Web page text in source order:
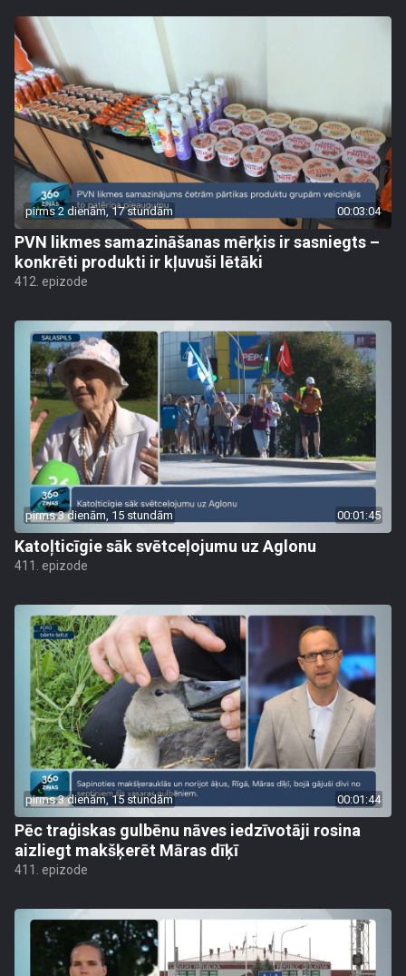
pirms 2 dienām, 17 stundām 00:03:04
PVN likmes samazināšanas mērķis ir sasniegts –
konkrēti produkti ir kļuvuši lētāki
412. epizode
pirms 3 dienām, 15 stundām 00:01:45
Katoļticīgie sāk svētceļojumu uz Aglonu
411. epizode
pirms 3 dienām, 15 stundām 00:01:44
Pēc traģiskas gulbēnu nāves iedzīvotāji rosina
aizliegt makšķerēt Māras dīķī
411. epizode